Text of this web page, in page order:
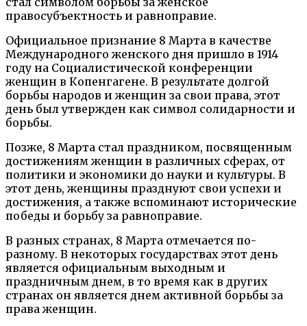
правосубъектность и равноправие.
Официальное признание 8 Марта в качестве
Международного женского дня пришло в 1914
году на Социалистической конференции
женщин в Копенгагене. В результате долгой
борьбы народов и женщин за свои права, этот
день был утвержден как символ солидарности и
борьбы.
Позже, 8 Марта стал праздником, посвященным
достижениям женщин в различных сферах, от
политики и экономики до науки и культуры. В
этот день, женщины празднуют свои успехи и
достижения, а также вспоминают исторические
победы и борьбу за равноправие.
В разных странах, 8 Марта отмечается по-
разному. В некоторых государствах этот день
является официальным выходным и
праздничным днем, в то время как в других
странах он является днем активной борьбы за
права женщин.